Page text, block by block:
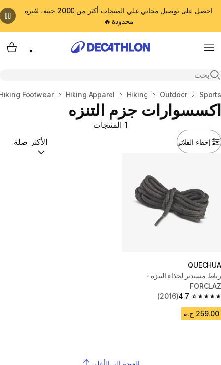
احصل على توصيل مجاني علي المنتجات أكثر من 2000 جنيه، لفترة
محدودة 🔥
Menu
Open search
المنزل
Sports
Outdoor
Hiking
Hiking Apparel
Footwear
اكسسوارات جزم التنزه
إخفاء الفلاتر
1 المنتجات
ترتيب حسب:
QUECHUA
رباط مستدير لحذاء التنزه -
FORCLAZ
4.7
4.7 out of 5 stars from 2016 reviews
(2016)
259.00 ج.م
العودة إلى الأعلى